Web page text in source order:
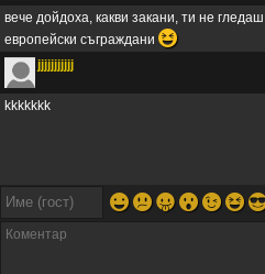
вече дойдоха, какви закани, ти не
европейски съграждани 😆
jjjjjjjjjjj
kkkkkkk
😀 😕 😛 😮 😉 😆